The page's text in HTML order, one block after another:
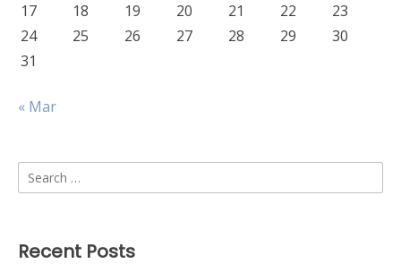
17
18 19 20 21 22
23
24
25 26 27 28 29
30
31
« Mar
Search
for:
Recent Posts